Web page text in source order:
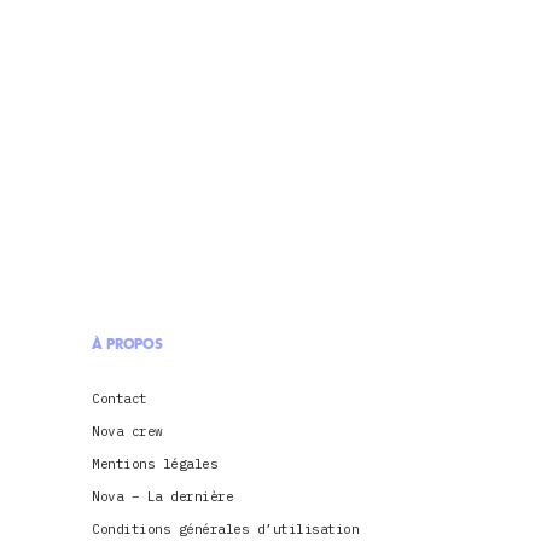
À PROPOS
Contact
Nova crew
Mentions légales
Nova – La dernière
Conditions générales d’utilisation